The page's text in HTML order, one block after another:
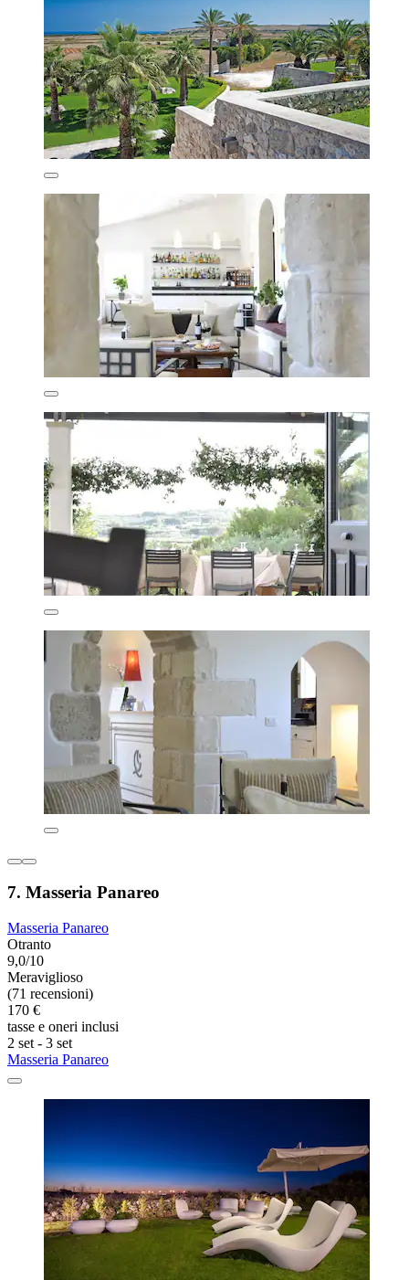
7. Masseria Panareo
Masseria Panareo
Otranto
9,0/10
Meraviglioso
(71 recensioni)
170 €
tasse e oneri inclusi
2 set - 3 set
Masseria Panareo